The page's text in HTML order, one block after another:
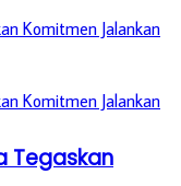
Tegaskan